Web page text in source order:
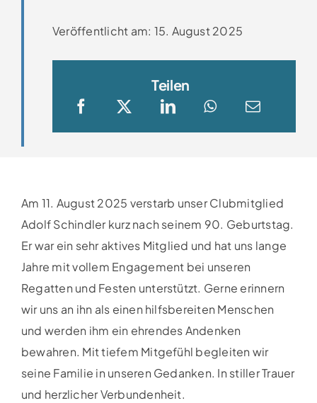
Clubhaus
Sponsoren
Galerien
Veröffentlicht am: 15. August 2025
Teilen
Am 11. August 2025 verstarb unser Clubmitglied
Adolf Schindler kurz nach seinem 90. Geburtstag.
Er war ein sehr aktives Mitglied und hat uns lange
Jahre mit vollem Engagement bei unseren
Regatten und Festen unterstützt. Gerne erinnern
wir uns an ihn als einen hilfsbereiten Menschen
und werden ihm ein ehrendes Andenken
bewahren. Mit tiefem Mitgefühl begleiten wir
seine Familie in unseren Gedanken. In stiller Trauer
und herzlicher Verbundenheit.